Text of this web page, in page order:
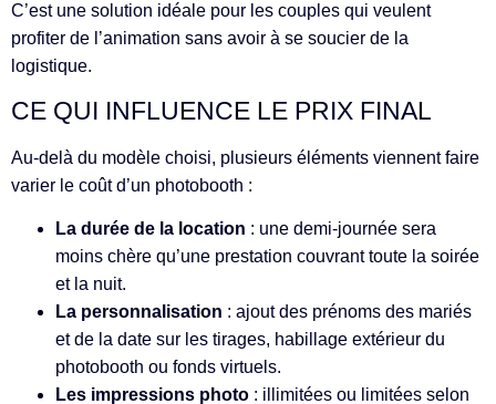
C’est une solution idéale pour les couples qui veulent
profiter de l’animation sans avoir à se soucier de la
logistique.
CE QUI INFLUENCE LE PRIX FINAL
Au-delà du modèle choisi, plusieurs éléments viennent faire
varier le coût d’un photobooth :
La durée de la location : une demi-journée sera
moins chère qu’une prestation couvrant toute la soirée
et la nuit.
La personnalisation : ajout des prénoms des mariés
et de la date sur les tirages, habillage extérieur du
photobooth ou fonds virtuels.
Les impressions photo : illimitées ou limitées selon